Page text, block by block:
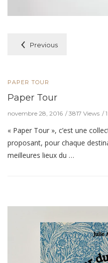
Previous
PAPER TOUR
Paper Tour
novembre 28, 2016 3817 Views
« Paper Tour », c’est une
proposant, pour chaque
meilleures lieux du …